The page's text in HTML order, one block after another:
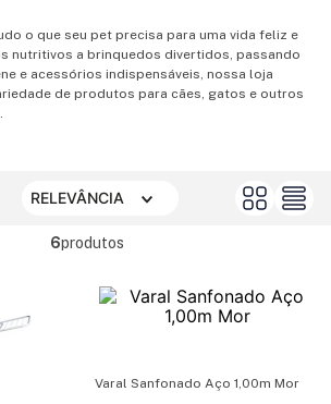
o que seu pet precisa para uma vida feliz e
nutritivos a brinquedos divertidos, passando
e acessórios indispensáveis, nossa loja
de produtos para cães, gatos e outros
RELEVÂNCIA
6produtos
Varal Sanfonado Aço 1,00m Mor